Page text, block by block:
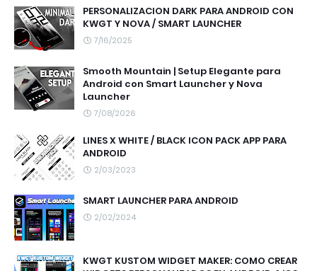
PERSONALIZACION DARK PARA ANDROID CON
KWGT Y NOVA / SMART LAUNCHER
7/16/2025
Smooth Mountain | Setup Elegante para
Android con Smart Launcher y Nova
Launcher
7/08/2026
LINES X WHITE / BLACK ICON PACK APP PARA
ANDROID
2/03/2023
SMART LAUNCHER PARA ANDROID
2/02/2024
KWGT KUSTOM WIDGET MAKER: COMO CREAR